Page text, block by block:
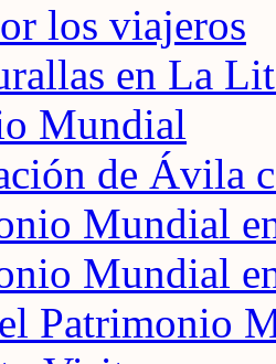
los viajeros
en La
Mundial
de Ávila
Mundial
Mundial
Patrimonio